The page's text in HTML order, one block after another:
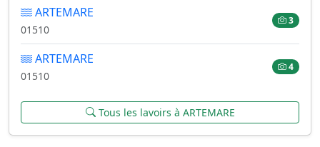
ARTEMARE
01510
3
ARTEMARE
01510
4
Tous les lavoirs à ARTEMARE